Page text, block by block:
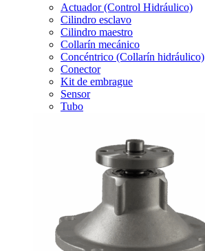
Actuador (Control Hidráulico)
Cilindro esclavo
Cilindro maestro
Collarín mecánico
Concéntrico (Collarín hidráulico)
Conector
Kit de embrague
Sensor
Tubo